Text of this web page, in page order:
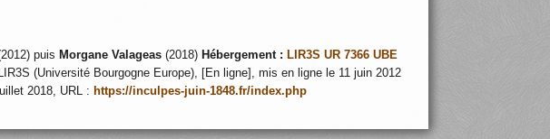
puis Morgane Valageas(2018) Hébergement : LIR3S UR 7366 UBE
(Université Bourgogne Europe), [En ligne], mis en ligne le 11 juin 2012
2018, URL : https://inculpes-juin-1848.fr/index.php